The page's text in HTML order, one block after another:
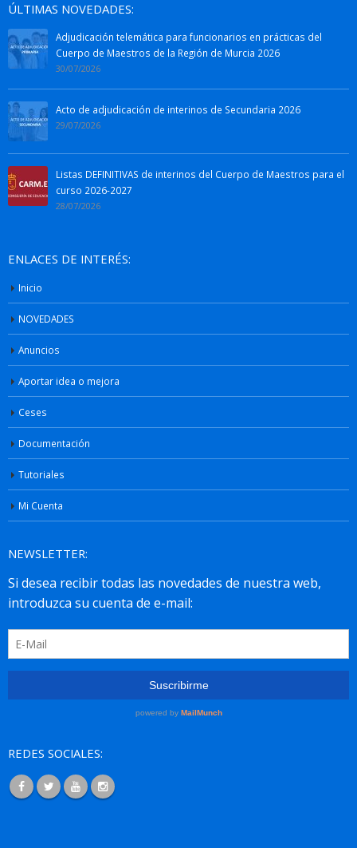
ÚLTIMAS NOVEDADES:
Adjudicación telemática para funcionarios en prácticas del
Cuerpo de Maestros de la Región de Murcia 2026
30/07/2026
Acto de adjudicación de interinos de Secundaria 2026
29/07/2026
Listas DEFINITIVAS de interinos del Cuerpo de Maestros para el
curso 2026-2027
28/07/2026
ENLACES DE INTERÉS:
Inicio
NOVEDADES
Anuncios
Aportar idea o mejora
Ceses
Documentación
Tutoriales
Mi Cuenta
NEWSLETTER:
REDES SOCIALES: